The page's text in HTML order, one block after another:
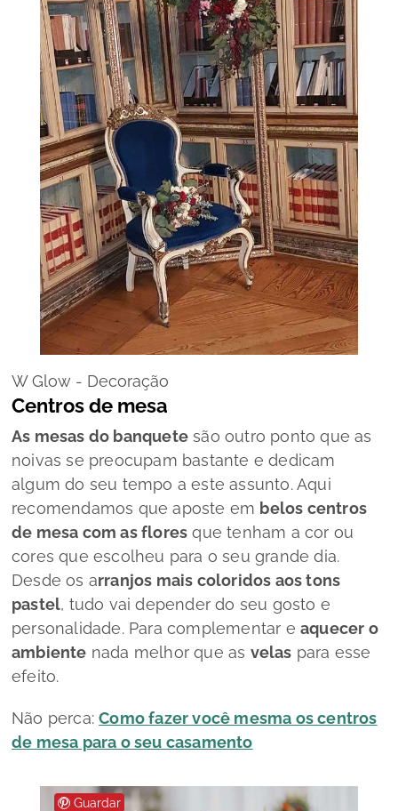
W Glow - Decoração
Centros de mesa
As mesas do banquete são outro ponto que as
noivas se preocupam bastante e dedicam
algum do seu tempo a este assunto. Aqui
recomendamos que aposte em belos centros
de mesa com as flores que tenham a cor ou
cores que escolheu para o seu grande dia.
Desde os arranjos mais coloridos aos tons
pastel, tudo vai depender do seu gosto e
personalidade. Para complementar eaquecer o
ambiente nada melhor que as velas para esse
efeito.
Não perca:Como fazer você mesma os centros
de mesa para o seu casamento
Guardar